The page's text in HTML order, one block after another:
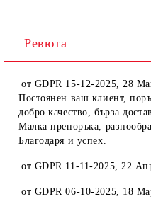
Ревюта
от GDPR 15-12-2025,28
Постоянен ваш клиент,
добро качество, бърза
Малка препоръка,
Благодаря и успех.
от GDPR 11-11-2025,22
от GDPR 06-10-2025, 18